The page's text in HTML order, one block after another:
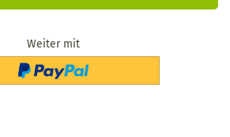
Weiter mit